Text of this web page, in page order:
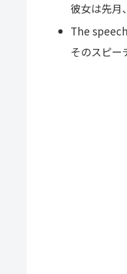
彼女は先月
The
そのスピー